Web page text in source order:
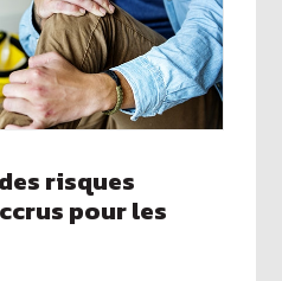
risques
pour les